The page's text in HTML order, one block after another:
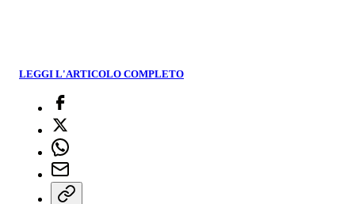
LEGGI L'ARTICOLO COMPLETO